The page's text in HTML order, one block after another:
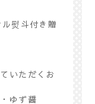
熨斗付き贈
いただくお
ゆず醤